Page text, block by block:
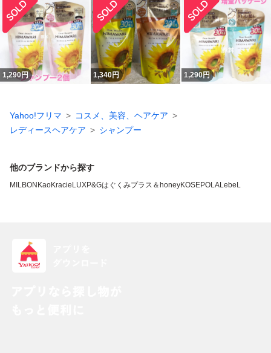
1,290円 1,340円 1,290円
Yahoo!フリマ
コスメ、美容、ヘアケア
レディースヘアケア
シャンプー
他のブランドから探す
MILBON KaoKracie LUXP&Gはぐくみプラス ＆honeyKOSEPOLALebeL